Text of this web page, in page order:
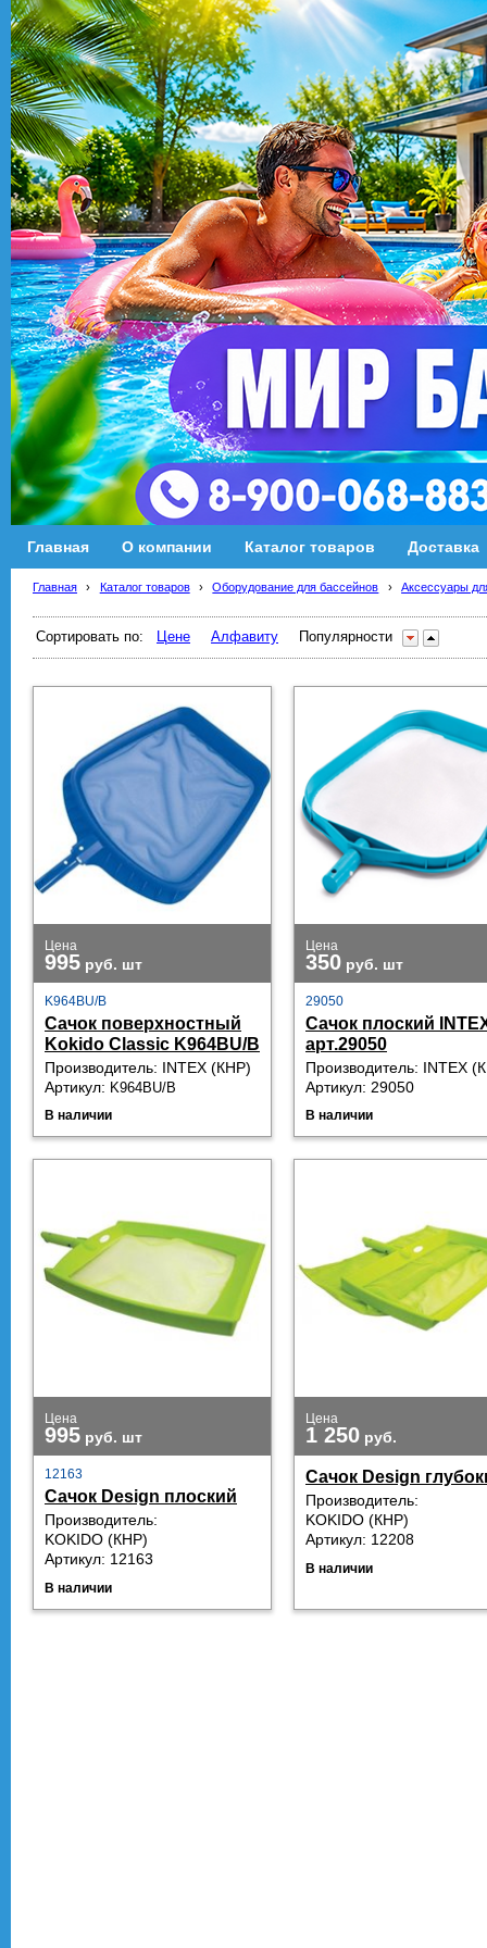
Главная О компании Каталог товаров Доставка
Главная › Каталог товаров › Оборудование для бассейнов › Аксессуары
Сортировать по: Цене Алфавиту Популярности
Цена
995 руб. шт
K964BU/B
Сачок поверхностный
Kokido Classic K964BU/B
Производитель: INTEX (КНР)
Артикул: K964BU/B
В наличии
Цена
350 руб. шт
29050
Сачок плоский
арт.29050
Производитель: INTEX
Артикул: 29050
В наличии
Цена
995 руб. шт
12163
Сачок Design плоский
Производитель:
KOKIDO (КНР)
Артикул: 12163
В наличии
Цена
1 250 руб.
Сачок Design
Производитель:
KOKIDO (КНР)
Артикул: 12208
В наличии